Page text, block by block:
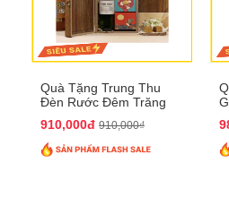
Quà Tặng Trung Thu
Đèn Rước Đêm Trăng
910,000đ 910,000₫